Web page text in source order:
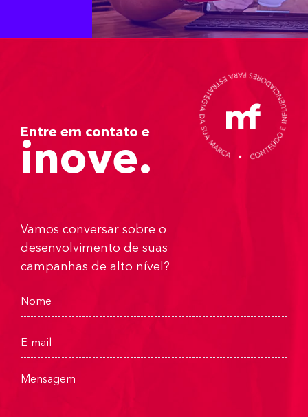
Entre em contato e
inove.
Vamos conversar sobre o
desenvolvimento de suas
campanhas de alto nível?